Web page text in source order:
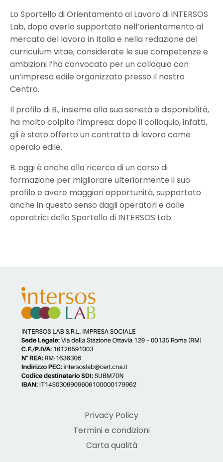
Lo Sportello di Orientamento al Lavoro di INTERSOS
Lab, dopo averlo supportato nell’orientamento al
mercato del lavoro in Italia e nella redazione del
curriculum vitae, considerate le sue competenze e
ambizioni l’ha convocato per un colloquio con
un’impresa edile organizzato presso il nostro
Centro.
Il profilo di B., insieme alla sua serietà e disponibilità,
ha molto colpito l’impresa: dopo il colloquio, infatti,
gli è stato offerto un contratto di lavoro come
operaio edile.
B. oggi è anche alla ricerca di un corso di
formazione per migliorare ulteriormente il suo
profilo e avere maggiori opportunità, supportato
anche in questo senso dagli operatori e dalle
operatrici dello Sportello di INTERSOS Lab.
Privacy Policy
Termini e condizioni
Carta qualità